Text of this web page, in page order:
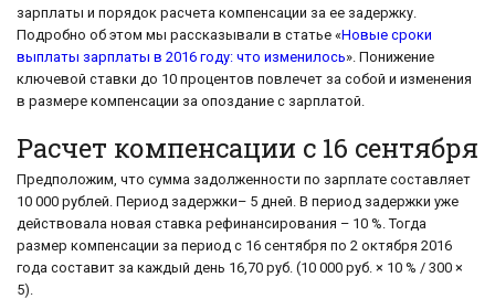
зарплаты и порядок расчета компенсации за ее задержку.
Подробно об этом мы рассказывали в статье «Новые сроки
выплаты зарплаты в 2016 году: что изменилось». Понижение
ключевой ставки до 10 процентов повлечет за собой и изменения
в размере компенсации за опоздание с зарплатой.
Расчет компенсации с 16 сентября
Предположим, что сумма задолженности по зарплате составляет
10 000 рублей. Период задержки– 5 дней. В период задержки уже
действовала новая ставка рефинансирования – 10 %. Тогда
размер компенсации за период с 16 сентября по 2 октября 2016
года составит за каждый день 16,70 руб. (10 000 руб. × 10 % / 300 ×
5).